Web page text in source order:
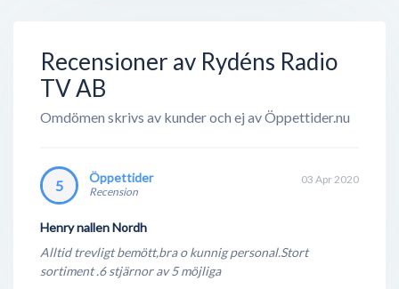
Recensioner av Rydéns Radio
TV AB
Omdömen skrivs av kunder och ej av Öppettider.nu
5 Öppettider
Recension
Henry nallen Nordh
03 Apr 2020
Alltid trevligt bemött,bra o kunnig personal.Stort
sortiment .6 stjärnor av 5 möjliga